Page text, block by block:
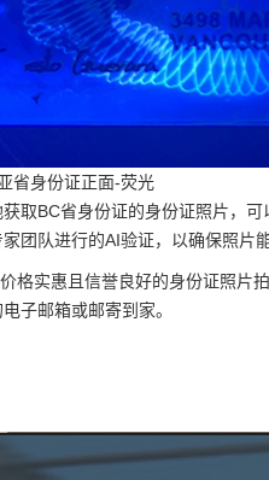
省身份证正面-荧光
取BC省身份证的身份证照片，可
团队进行的AI验证，以确保照片
格实惠且信誉良好的身份证照片
子邮箱或邮寄到家。